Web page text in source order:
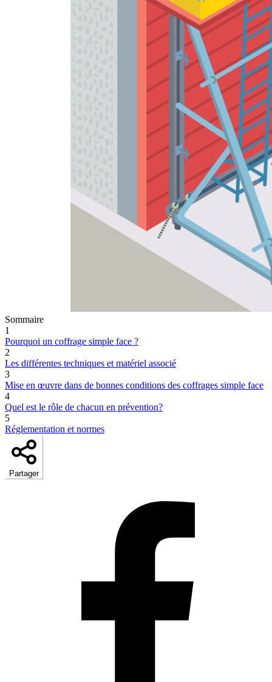
Sommaire
1
Pourquoi un coffrage simple face ?
2
Les différentes techniques et matériel associé
3
Mise en œuvre dans de bonnes conditions des coffrages simple face
4
Quel est le rôle de chacun en prévention?
5
Réglementation et normes
Partager